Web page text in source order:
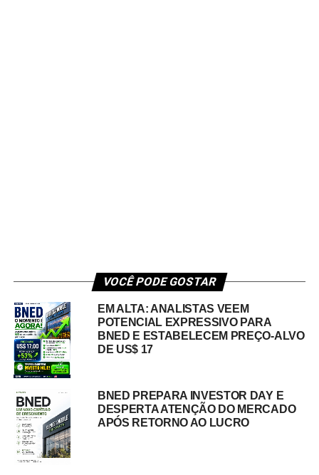
VOCÊ PODE GOSTAR
EM ALTA: ANALISTAS VEEM
POTENCIAL EXPRESSIVO PARA
BNED E ESTABELECEM PREÇO-ALVO
DE US$ 17
BNED PREPARA INVESTOR DAY E
DESPERTA ATENÇÃO DO MERCADO
APÓS RETORNO AO LUCRO